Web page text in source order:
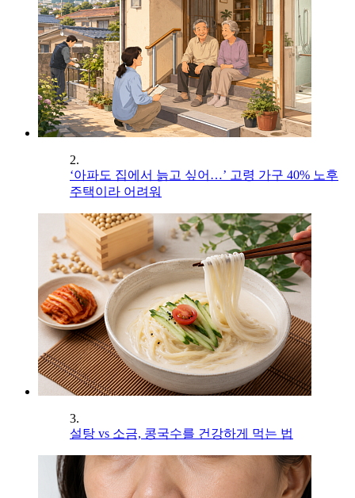
2.
‘아파도 집에서 늙고 싶어…’ 고령 가구 40% 노후
주택이라 어려워
3.
설탕 vs 소금, 콩국수를 건강하게 먹는 법